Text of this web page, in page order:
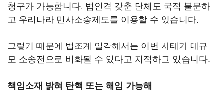
청구가 가능합니다. 법인격 갖춘 단체도 국적 불문하
고 우리나라 민사소송제도를 이용할 수 있습니다.
그렇기 때문에 법조계 일각해서는 이번 사태가 대규
모 소송전으로 비화될 수 있다고 지적하고 있습니다.
책임소재 밝혀 탄핵 또는 해임 가능해